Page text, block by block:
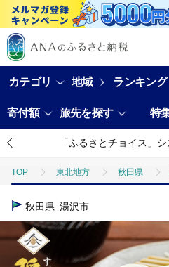
カテゴリ 地域 ランキング
寄付額 旅先を探す 特
「ふるさとチョイス」
TOP 東北地方 秋田県
TOP
TOP 麺類 うどん 稲
秋田県 湯沢市